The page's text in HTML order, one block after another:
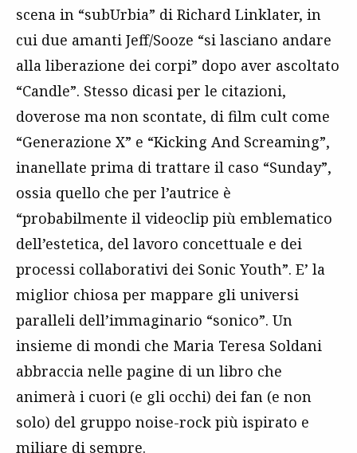
scena in “subUrbia” di Richard Linklater, in
cui due amanti Jeff/Sooze “si lasciano andare
alla liberazione dei corpi” dopo aver ascoltato
“Candle”. Stesso dicasi per le citazioni,
doverose ma non scontate, di film cult come
“Generazione X” e “Kicking And Screaming”,
inanellate prima di trattare il caso “Sunday”,
ossia quello che per l’autrice è
“probabilmente il videoclip più emblematico
dell’estetica, del lavoro concettuale e dei
processi collaborativi dei Sonic Youth”. E’ la
miglior chiosa per mappare gli universi
paralleli dell’immaginario “sonico”. Un
insieme di mondi che Maria Teresa Soldani
abbraccia nelle pagine di un libro che
animerà i cuori (e gli occhi) dei fan (e non
solo) del gruppo noise-rock più ispirato e
miliare di sempre.